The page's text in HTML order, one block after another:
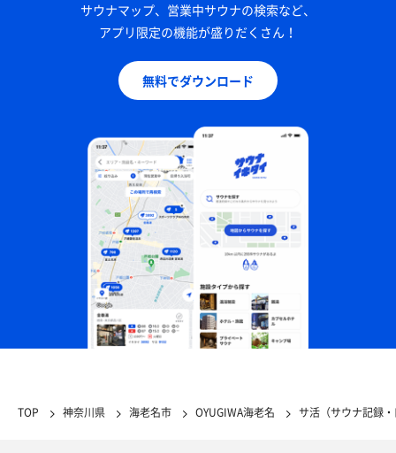
サウナマップ、営業中サウナの検索など、
アプリ限定の機能が盛りだくさん！
無料でダウンロード
TOP 神奈川県 海老名市 OYUGIWA海老名 サ活（サウナ記録